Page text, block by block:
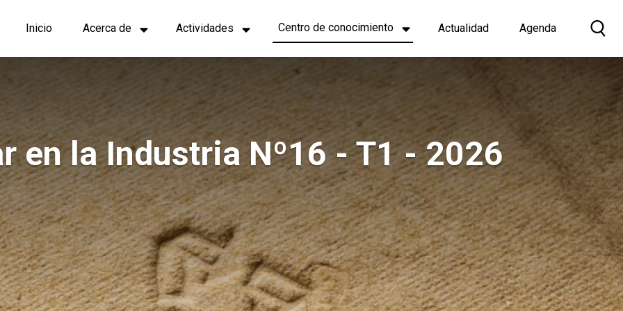
Navegación
Inicio Acerca de Actividades Centro de conocimiento Actualidad Agenda
en la Industria Nº16 - T1 - 2026